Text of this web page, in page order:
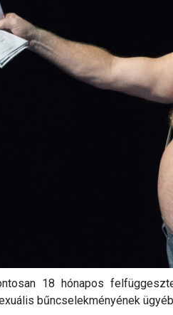
18 hónapos
bűncselekményének